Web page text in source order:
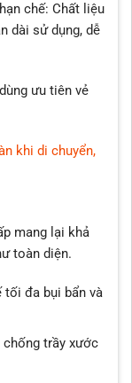
chế: Chất liệu
dài sử dụng, dễ
ưu tiên vẻ
khi di chuyển,
mang lại khả
toàn diện.
tối đa bụi bẩn và
trầy xước